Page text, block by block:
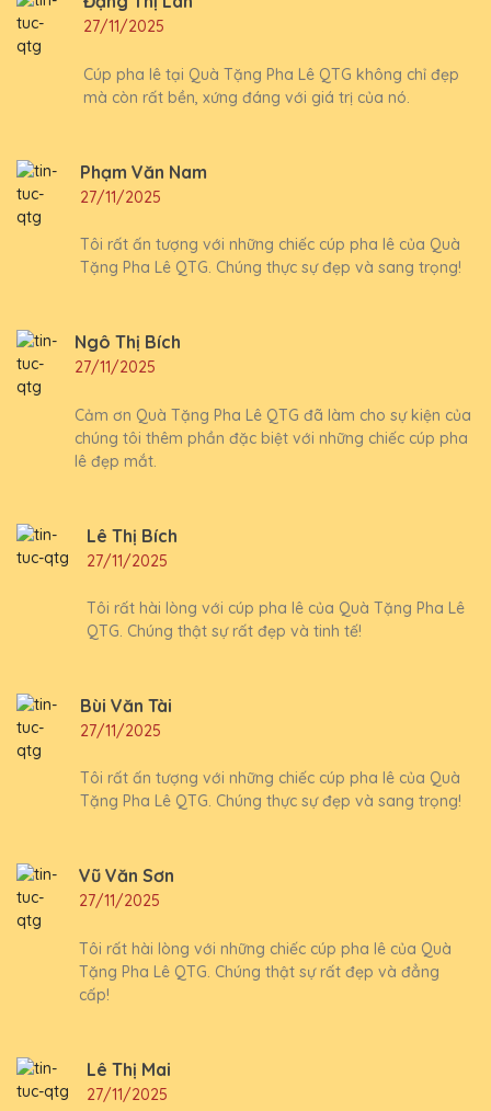
27/11/2025
Cúp pha lê tại Quà Tặng Pha Lê QTG không chỉ đẹp
mà còn rất bền, xứng đáng với giá trị của nó.
Phạm Văn Nam
27/11/2025
Tôi rất ấn tượng với những chiếc cúp pha lê của Quà
Tặng Pha Lê QTG. Chúng thực sự đẹp và sang trọng!
Ngô Thị Bích
27/11/2025
Cảm ơn Quà Tặng Pha Lê QTG đã làm cho sự kiện của
chúng tôi thêm phần đặc biệt với những chiếc cúp pha
lê đẹp mắt.
Lê Thị Bích
27/11/2025
Tôi rất hài lòng với cúp pha lê của Quà Tặng Pha Lê
QTG. Chúng thật sự rất đẹp và tinh tế!
Bùi Văn Tài
27/11/2025
Tôi rất ấn tượng với những chiếc cúp pha lê của Quà
Tặng Pha Lê QTG. Chúng thực sự đẹp và sang trọng!
Vũ Văn Sơn
27/11/2025
Tôi rất hài lòng với những chiếc cúp pha lê của Quà
Tặng Pha Lê QTG. Chúng thật sự rất đẹp và đẳng
cấp!
Lê Thị Mai
27/11/2025